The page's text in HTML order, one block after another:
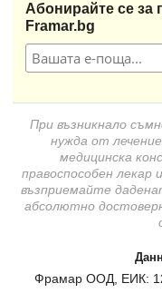
Абонирайте се за
Framar.bg
При възникнало
нужда от
медицинска
правоспособен лекар
възприемайте
абсолютно
Фрамар ООД, ЕИК: